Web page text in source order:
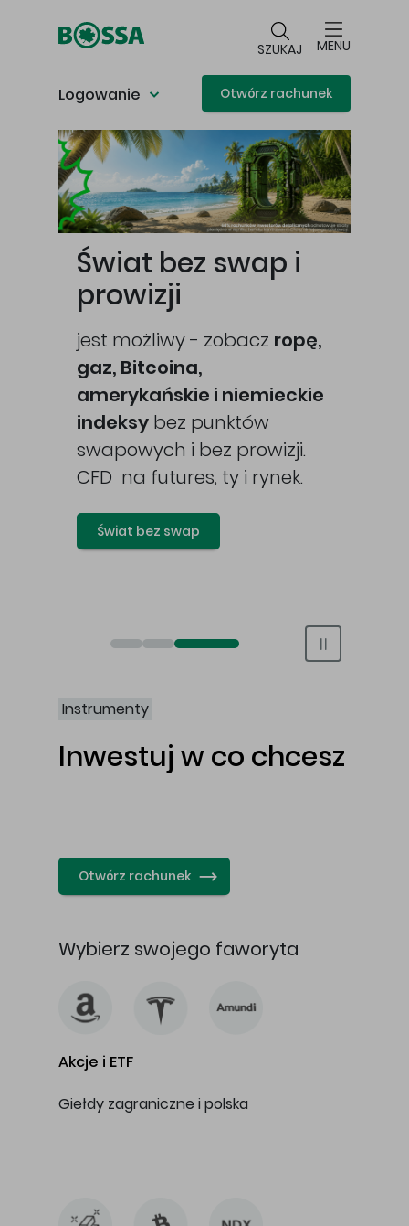
SZUKAJ MENU
Logowanie Otwórz rachunek
Główna treść
Świat bez swap i
prowizji
jest możliwy - zobacz ropę,
gaz, Bitcoina,
amerykańskie i niemieckie
indeksy bez punktów
swapowych i bez prowizji.
CFD na futures, ty i rynek.
Świat bez swap
Otwórz rachunek maklerski online
Otwórz konto IKE/IKZE
Świat bez swap i prowizji
Instrumenty
Inwestuj w co chcesz
Otwórz rachunek
Wybierz swojego faworyta
Akcje i ETF
Giełdy zagraniczne i polska